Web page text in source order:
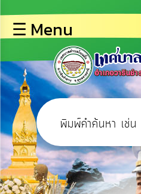
หลัก
ข้อมูล
พื้น
ฐาน
บุคลากร
ข่าว
ประชาสัมพันธ์
☰ Menu